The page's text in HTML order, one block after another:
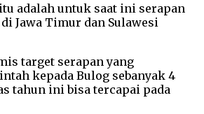
adalah untuk saat ini serapan
Jawa Timur dan Sulawesi
target serapan yang
kepada Bulog sebanyak 4
tahun ini bisa tercapai pada